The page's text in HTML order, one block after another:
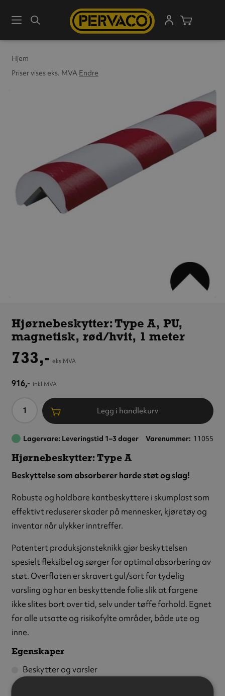
MenySøk
Hjem
Priser vises eks. MVA Endre
magnetisk,
rød/hvit, 1 meter
Hjørnebeskytter: Type A, PU,
magnetisk, rød/hvit, 1 meter
733,- eks.MVA
916,- inkl.MVA
Antall Legg i handlekurv
Lagervare: Leveringstid 1–3 dager Varenummer 11055
Hjørnebeskytter: Type A
Beskyttelse som absorberer harde støt og slag!
Robuste og holdbare kantbeskyttere i skumplast som
effektivt reduserer skader på mennesker, kjøretøy og
inventar når ulykker inntreffer.
Patentert produksjonsteknikk gjør beskyttelsen
spesielt fleksibel og sørger for optimal absorbering av
støt. Overflaten er skravert gul/sort for tydelig
varsling og har en beskyttende folie slik at fargene
ikke slites bort over tid, selv under tøffe forhold. Egnet
for alle utsatte og risikofylte områder, både ute og
inne.
Egenskaper
Beskytter og varsler